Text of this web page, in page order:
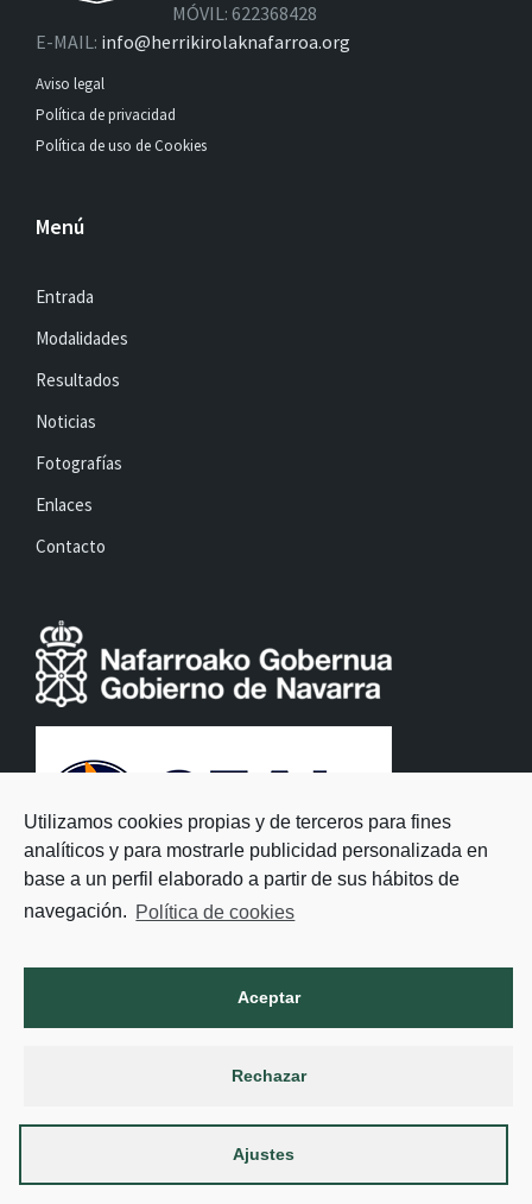
Utilizamos cookies propias y de terceros para fines
analíticos y para mostrarle publicidad personalizada en
base a un perfil elaborado a partir de sus hábitos de
navegación. Política de cookies
Aceptar
Rechazar
Ajustes
MÓVIL: 622368428
E-MAIL: info@herrikirolaknafarroa.org
Aviso legal
Política de privacidad
Política de uso de Cookies
Menú
Entrada
Modalidades
Resultados
Noticias
Fotografías
Enlaces
Contacto